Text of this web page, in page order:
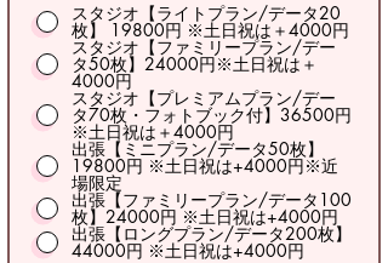
スタジオ【ライトプラン/データ20
枚】 19800円 ※土日祝は＋4000円
スタジオ【ファミリープラン/デー
タ50枚】24000円※土日祝は＋
4000円
スタジオ【プレミアムプラン/デー
タ70枚・フォトブック付】36500円
※土日祝は＋4000円
出張【ミニプラン/データ50枚】
19800円 ※土日祝は+4000円※近
場限定
出張【ファミリープラン/データ100
枚】24000円 ※土日祝は+4000円
出張【ロングプラン/データ200枚】
44000円 ※土日祝は+4000円